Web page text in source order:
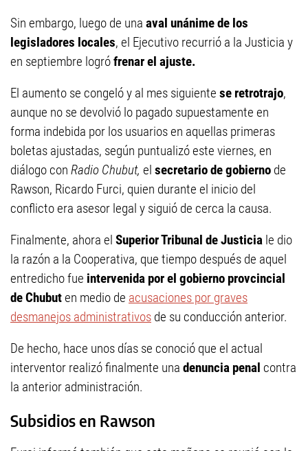
Sin embargo, luego de una aval unánime de los
legisladores locales, el Ejecutivo recurrió a la Justicia y
en septiembre logrófrenar el ajuste.
El aumento se congeló y al mes siguiente se retrotrajo,
aunque no se devolvió lo pagado supuestamente en
forma indebida por los usuarios en aquellas primeras
boletas ajustadas, según puntualizó este viernes, en
diálogo con Radio Chubut, el secretario de gobierno de
Rawson, Ricardo Furci, quien durante el inicio del
conflicto era asesor legal y siguió de cerca la causa.
Finalmente, ahora el Superior Tribunal de Justicia le dio
la razón a la Cooperativa, que tiempo después de aquel
entredicho fue intervenida por el gobierno provcincial
de Chubuten medio de acusaciones por graves
desmanejos administrativos de su conducción anterior.
De hecho, hace unos días se conoció que el actual
interventor realizó finalmente una denuncia penal contra
la anterior administración.
Subsidios en Rawson